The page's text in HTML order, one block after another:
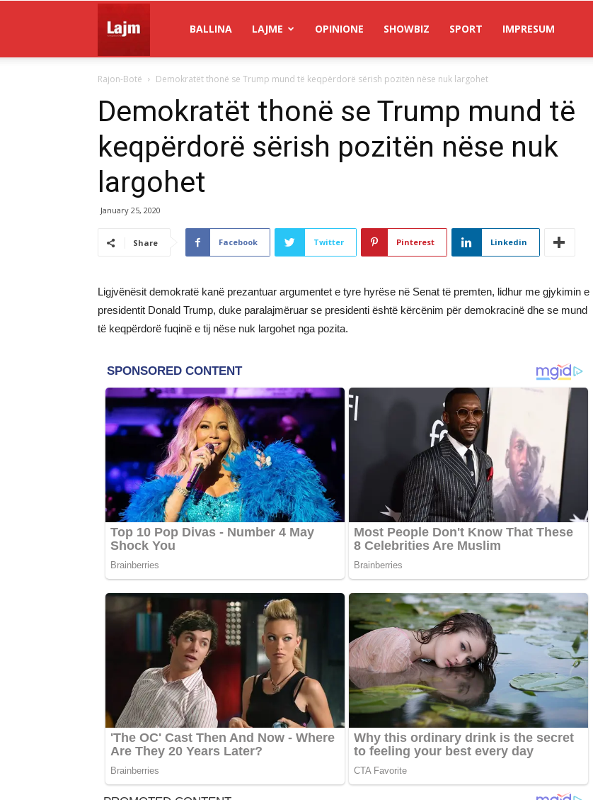
Lajm
BALLINA LAJME OPINIONE SHOWBIZ SPORT IMPRESUM
Rajon-Botë Demokratët thonë se Trump mund të keqpërdorë sërish pozitën nëse nuk largohet
Demokratët thonë se Trump mund të
keqpërdorë sërish pozitën nëse nuk
largohet
January 25, 2020
Share Facebook Twitter Pinterest Linkedin
Ligjvënësit demokratë kanë prezantuar argumentet e tyre hyrëse në Senat të premten, lidhur me gjykimin e
presidentit Donald Trump, duke paralajmëruar se presidenti është kërcënim për demokracinë dhe se mund
të keqpërdorë fuqinë e tij nëse nuk largohet nga pozita.